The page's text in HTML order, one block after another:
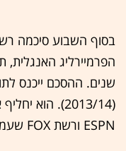
שנים. ההסכם ייכנס
(2013/14).